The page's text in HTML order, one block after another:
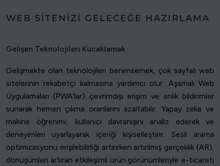
WEB SITENIZI GELECEĞE HAZIRLAMA
Gelişen Teknolojileri Kucaklamak
Gelişmekte olan teknolojileri benimsemek, çok sayfalı web
sitelerinin rekabetçi kalmasına yardımcı olur. Aşamalı Web
Uygulamaları (PWA'lar) çevrimdışı erişim ve anlık bildirimler
sunarak hemen çıkma oranlarını azaltabilir. Yapay zeka ve
makine öğrenimi, kullanıcı davranışını analiz ederek ve
deneyimleri uyarlayarak içeriği kişiselleştirir. Sesli arama
optimizasyonu erişilebilirliği artırırken artırılmış gerçeklik (AR),
dönüşümleri artıran etkileşimli ürün görünümleriyle e-ticareti